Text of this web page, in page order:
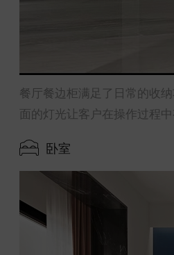
餐厅餐边柜满足了日常的收
面的灯光让客户在操作过程中
卧室